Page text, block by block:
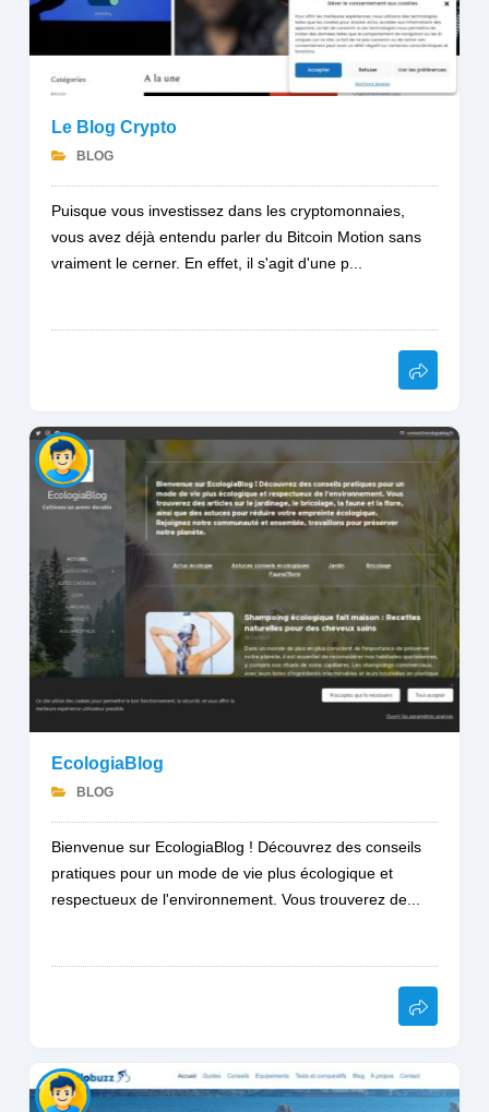
Le Blog Crypto
BLOG
Puisque vous investissez dans les cryptomonnaies,
vous avez déjà entendu parler du Bitcoin Motion sans
vraiment le cerner. En effet, il s'agit d'une p...
EcologiaBlog
BLOG
Bienvenue sur EcologiaBlog ! Découvrez des conseils
pratiques pour un mode de vie plus écologique et
respectueux de l'environnement. Vous trouverez de...